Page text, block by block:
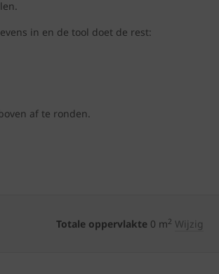
in en de tool doet de rest:
af te ronden.
Totale oppervlakte 0 m2 Wijzig